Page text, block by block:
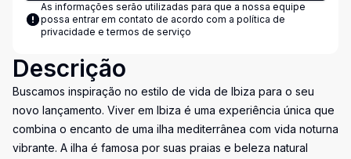
As informações serão utilizadas para que a nossa equipe
possa entrar em contato de acordo com a política de
privacidade e termos de serviço
Descrição
Buscamos inspiração no estilo de vida de Ibiza para o seu
novo lançamento. Viver em Ibiza é uma experiência única que
combina o encanto de uma ilha mediterrânea com vida noturna
vibrante. A ilha é famosa por suas praias e beleza natural